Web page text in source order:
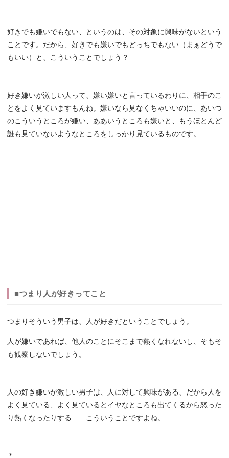
好きでも嫌いでもない、というのは、その対象に興味がないという
ことです。だから、好きでも嫌いでもどっちでもない（まぁどうで
もいい）と、こういうことでしょう？
好き嫌いが激しい人って、嫌い嫌いと言っているわりに、相手のこ
とをよく見ていますもんね。嫌いなら見なくちゃいいのに、あいつ
のこういうところが嫌い、ああいうところも嫌いと、もうほとんど
誰も見ていないようなところをしっかり見ているものです。
■つまり人が好きってこと
つまりそういう男子は、人が好きだということでしょう。
人が嫌いであれば、他人のことにそこまで熱くなれないし、そもそ
も観察しないでしょう。
人の好き嫌いが激しい男子は、人に対して興味がある、だから人を
よく見ている、よく見ているとイヤなところも出てくるから怒った
り熱くなったりする……こういうことですよね。
＊